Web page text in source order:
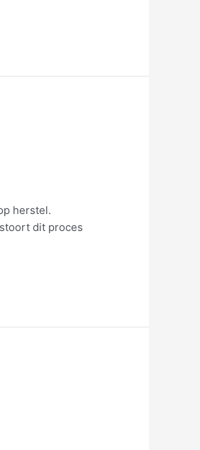
herstel.
dit proces